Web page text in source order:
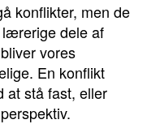
konflikter, men de
dele af
vores
En konflikt
at stå fast, eller